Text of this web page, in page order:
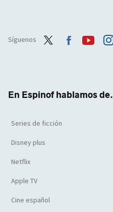
Síguenos
En Espinof hablamos
Series de ficción
Disney plus
Netflix
Apple TV
Cine español